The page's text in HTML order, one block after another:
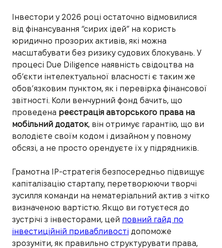
Інвестори у 2026 році остаточно відмовилися
від фінансування “сирих ідей” на користь
юридично прозорих активів, які можна
масштабувати без ризику судових блокувань. У
процесі Due Diligence наявність свідоцтва на
об’єкти інтелектуальної власності є таким же
обов’язковим пунктом, як і перевірка фінансової
звітності. Коли венчурний фонд бачить, що
проведена реєстрація авторського права на
мобільний додаток, він отримує гарантію, що ви
володієте своїм кодом і дизайном у повному
обсязі, а не просто орендуєте їх у підрядників.
Грамотна IP-стратегія безпосередньо підвищує
капіталізацію стартапу, перетворюючи творчі
зусилля команди на нематеріальний актив з чітко
визначеною вартістю. Якщо ви готуєтеся до
зустрічі з інвесторами, цей повний гайд по
інвестиційній привабливості допоможе
зрозуміти, як правильно структурувати права,